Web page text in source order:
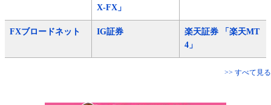
X-FX」
FXブロードネット IG証券
楽天証券 「楽天MT
4」
>> すべて見る